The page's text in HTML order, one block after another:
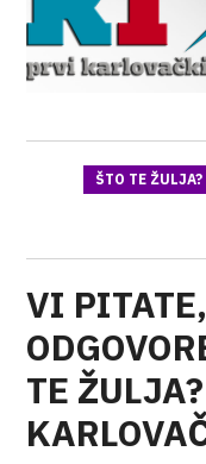
ŠTO TE ŽULJA?
VI
TE